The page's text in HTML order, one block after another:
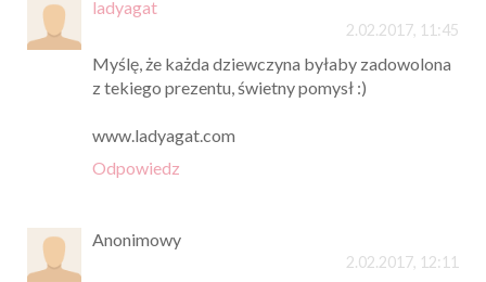
ladyagat
2.02.2017, 11:45
Myślę, że każda dziewczyna byłaby zadowolona
z tekiego prezentu, świetny pomysł :)
www.ladyagat.com
Odpowiedz
Anonimowy
2.02.2017, 12:11